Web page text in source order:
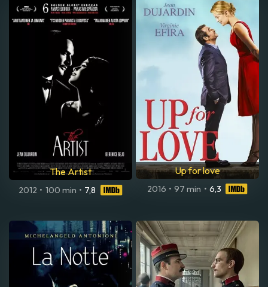
The Artist
2012 • 100 min • 7,8
Up for love
2016 • 97 min • 6,3